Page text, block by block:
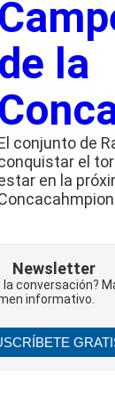
de la
conjunto de
el
en la
Newsletter
la conversación?
informativo.